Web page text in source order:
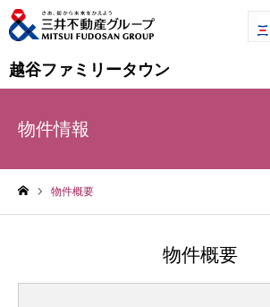
越谷ファミリータウン
物件情報
物件概要
物件概要